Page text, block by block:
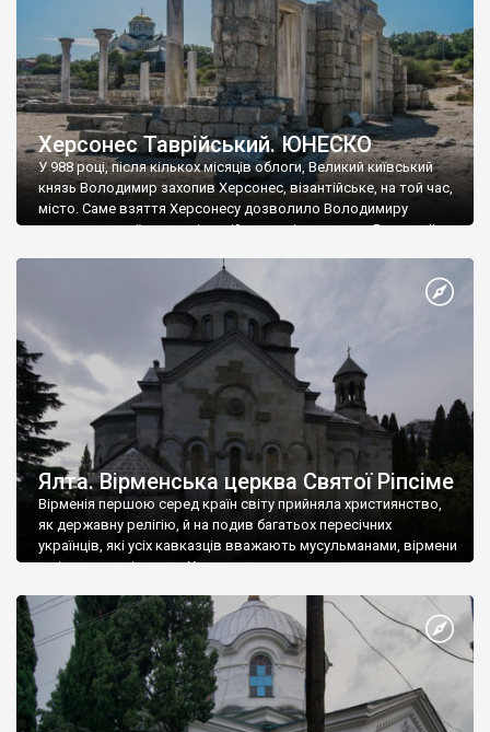
Херсонес Таврійський. ЮНЕСКО
У 988 році, після кількох місяців облоги, Великий київський
князь Володимир захопив Херсонес, візантійське, на той час,
місто. Саме взяття Херсонесу дозволило Володимиру
диктувати свої умови візантійському імператору Василю ІІ, та
Херсонесі Володимир-язичник, став Василем-християнином.
А потім було Хрещення Русі. На честь Херсонесу Таврійського
Ялта. Вірменська церква Святої Ріпсіме
Вірменія першою серед країн світу прийняла християнство,
як державну релігію, й на подив багатьох пересічних
українців, які усіх кавказців вважають мусульманами, вірмени
є відданими вірянами Христа